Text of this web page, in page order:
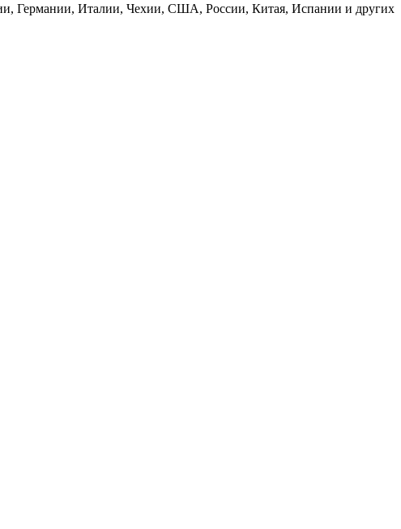
Германии, Италии, Чехии, США, России, Китая, Испании и других